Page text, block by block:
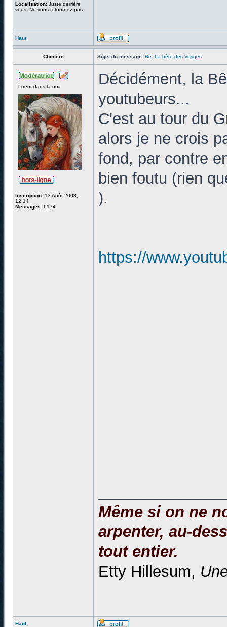
Localisation: Juste derrière
vous. Ne vous retournez pas.
Haut
Chimère Sujet du message: Re: La bête des Vosges
Lueur dans la nuit
Inscription: 13 Août 2008,
12:14
Messages: 6174
Décidément, la
youtubeurs...
C'est au tour du
alors je ne crois
fond, par contre
bien foutu (rien
).
https://
Même si on ne
arpenter, au-
tout entier.
Etty Hillesum,
Haut